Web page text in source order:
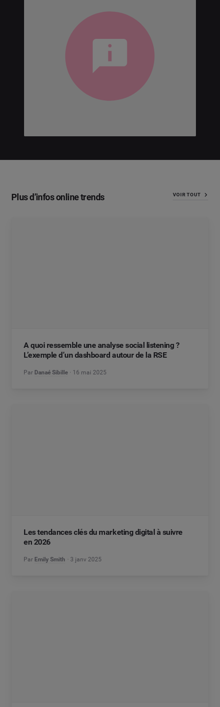
Plus d’infos online trends VOIR TOUT
A quoi ressemble une analyse social listening ?
L’exemple d’un dashboard autour de la RSE
Par Danaé Sibille 16 mai 2025
Les tendances clés du marketing digital à suivre
en 2026
Par Emily Smith 3 janv 2025